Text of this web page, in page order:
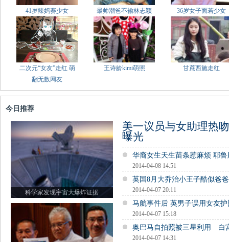
41岁辣妈赛少女 最帅潮爸不输林志颖 36岁女子面若少女
二次元“女友”走红 萌
翻无数网友
王诗龄kimi萌照 甘蔗西施走红
今日推荐
科学家发现宇宙大爆炸证据
美一议员与女助理热
曝光
华裔女生天生苗条惹麻烦 耶
2014-04-08 14:51
英国8月大乔治小王子酷似爸
2014-04-07 20:11
马航事件后 英男子误用女友
2014-04-07 15:18
奥巴马自拍照被三星利用 白
2014-04-07 14:31